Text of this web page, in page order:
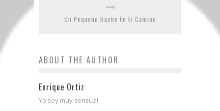
Un Pequeño Bache En El Camino
ABOUT THE AUTHOR
Enrique Ortiz
Yo soy muy sensual.